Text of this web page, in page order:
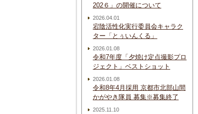
202６」の開催について
2026.04.01
宕陰活性化実行委員会キャラク
ター「とぅいんくる」
2026.01.08
令和7年度「夕焼け定点撮影プロ
ジェクト」ベストショット
2026.01.08
令和8年4月採用 京都市北部山間
かがやき隊員 募集※募集終了
2025.11.10